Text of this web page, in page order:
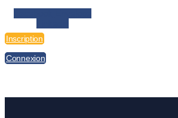
Inscription
Connexion